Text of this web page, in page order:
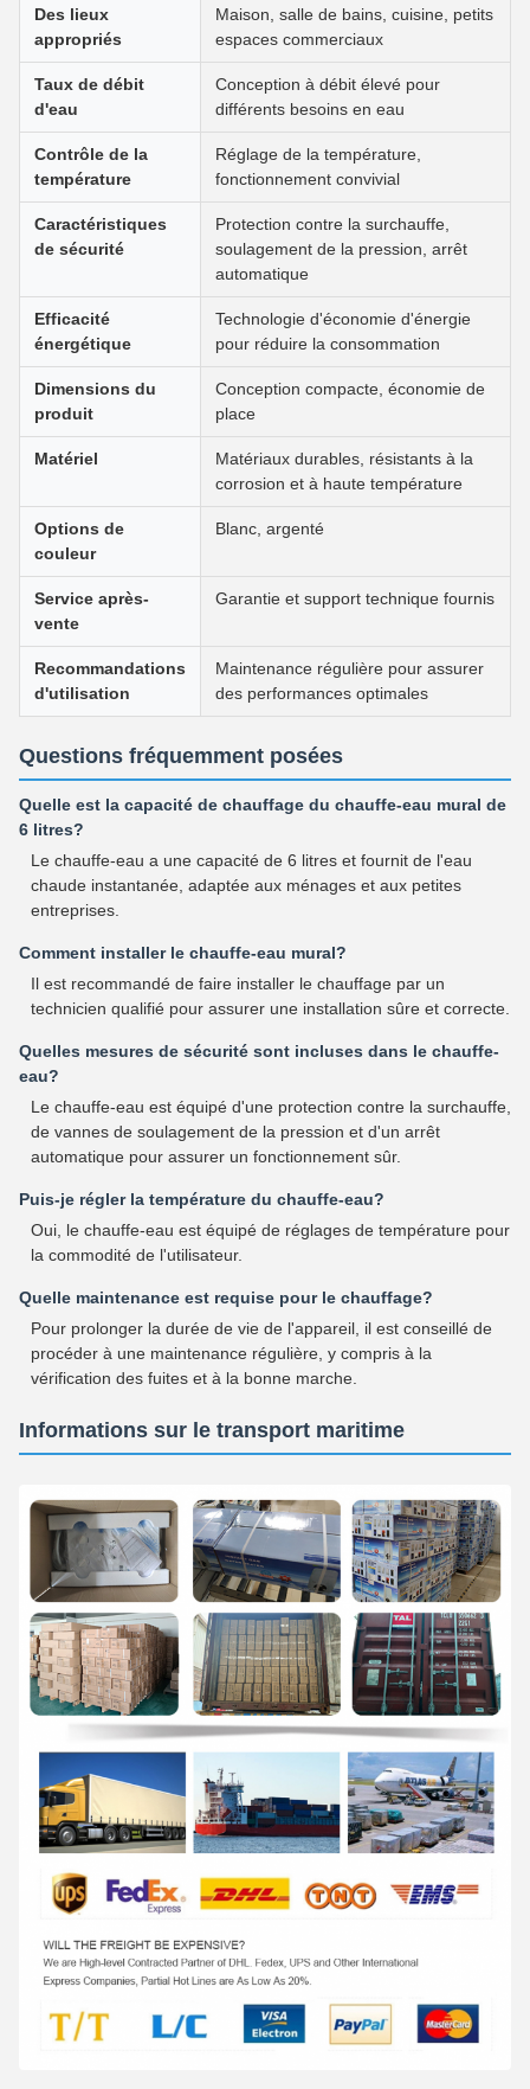
Des lieux
appropriés
Maison, salle de bains, cuisine, petits
espaces commerciaux
Taux de débit
d'eau
Conception à débit élevé pour
différents besoins en eau
Contrôle de la
température
Réglage de la température,
fonctionnement convivial
Caractéristiques
de sécurité
Protection contre la surchauffe,
soulagement de la pression, arrêt
automatique
Efficacité
énergétique
Technologie d'économie d'énergie
pour réduire la consommation
Dimensions du
produit
Conception compacte, économie de
place
Matériel
Matériaux durables, résistants à la
corrosion et à haute température
Options de
couleur
Blanc, argenté
Service après-
vente
Garantie et support technique fournis
Recommandations
d'utilisation
Maintenance régulière pour assurer
des performances optimales
Questions fréquemment posées
Quelle est la capacité de chauffage du chauffe-eau mural de
6 litres?
Le chauffe-eau a une capacité de 6 litres et fournit de l'eau
chaude instantanée, adaptée aux ménages et aux petites
entreprises.
Comment installer le chauffe-eau mural?
Il est recommandé de faire installer le chauffage par un
technicien qualifié pour assurer une installation sûre et correcte.
Quelles mesures de sécurité sont incluses dans le chauffe-
eau?
Le chauffe-eau est équipé d'une protection contre la surchauffe,
de vannes de soulagement de la pression et d'un arrêt
automatique pour assurer un fonctionnement sûr.
Puis-je régler la température du chauffe-eau?
Oui, le chauffe-eau est équipé de réglages de température pour
la commodité de l'utilisateur.
Quelle maintenance est requise pour le chauffage?
Pour prolonger la durée de vie de l'appareil, il est conseillé de
procéder à une maintenance régulière, y compris à la
vérification des fuites et à la bonne marche.
Informations sur le transport maritime